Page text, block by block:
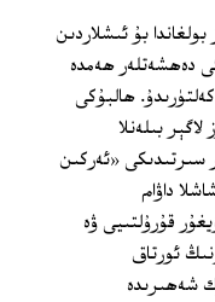
بۇ ئىشلاردىن
دەھشەتلەر ھەمدە
ھالبۇكى
بىلەنلا
سىرتىدىكى «ئەركىن
داۋام
قۇرۇلتىيى ۋە
ئورتاق
يورك شەھىرىدە